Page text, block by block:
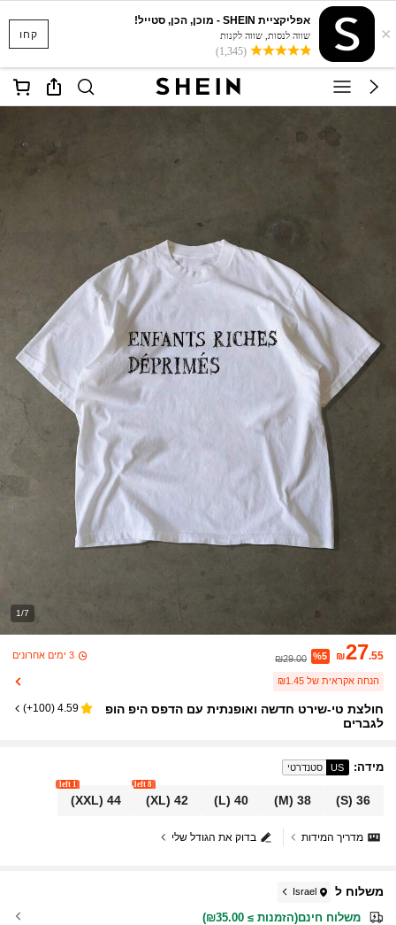
קחו ×
אפליקציית SHEIN - מוכן, הכן, סטייל!
שווה לנסות, שווה לקנות
(1,345)
1/7
₪27.55
%5
₪29.00 3 ימים אחרונים
הנחה אקראית של ₪1.45
חולצת טי-שירט חדשה ואופנתית עם הדפס היפ הופ
לגברים
4.59
(
100+
)
מידה:
US סטנדרטי
36
(S)
38
(M)
40
(L)
42
(XL)
8 left
44
(XXL)
1 left
בדוק את הגודל שלי מדריך המידות
משלוח ל Israel
משלוח חינם(הזמנות ≥ ₪35.00)